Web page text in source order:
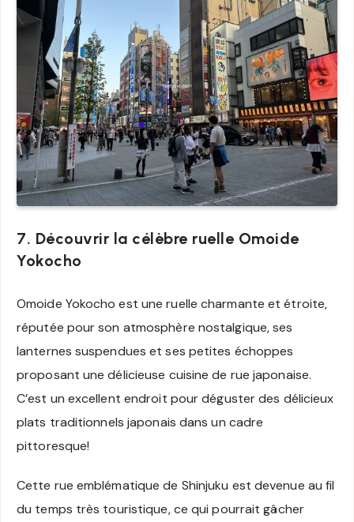
7. Découvrir la célèbre ruelle Omoide
Yokocho
Omoide Yokocho est une ruelle charmante et étroite,
réputée pour son atmosphère nostalgique, ses
lanternes suspendues et ses petites échoppes
proposant une délicieuse cuisine de rue japonaise.
C’est un excellent endroit pour déguster des délicieux
plats traditionnels japonais dans un cadre
pittoresque!
Cette rue emblématique de Shinjuku est devenue au fil
du temps très touristique, ce qui pourrait gâcher